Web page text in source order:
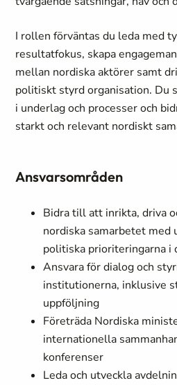
I rollen förväntas du leda med
resultatfokus, skapa
mellan nordiska aktörer samt
politiskt styrd organisation. Du
i underlag och processer och
starkt och relevant nordiskt
Ansvarsområden
Bidra till att inrikta, driva
nordiska samarbetet med
politiska prioriteringarna i
Ansvara för dialog och
institutionerna, inklusive
uppföljning
Företräda Nordiska
internationella
konferenser
Leda och utveckla